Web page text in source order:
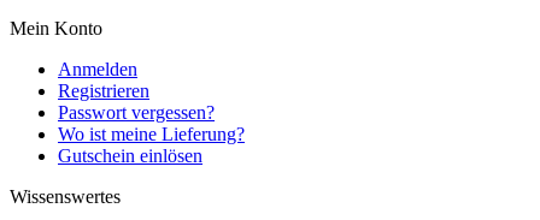
Mein Konto
Anmelden
Registrieren
Passwort vergessen?
Wo ist meine Lieferung?
Gutschein einlösen
Wissenswertes